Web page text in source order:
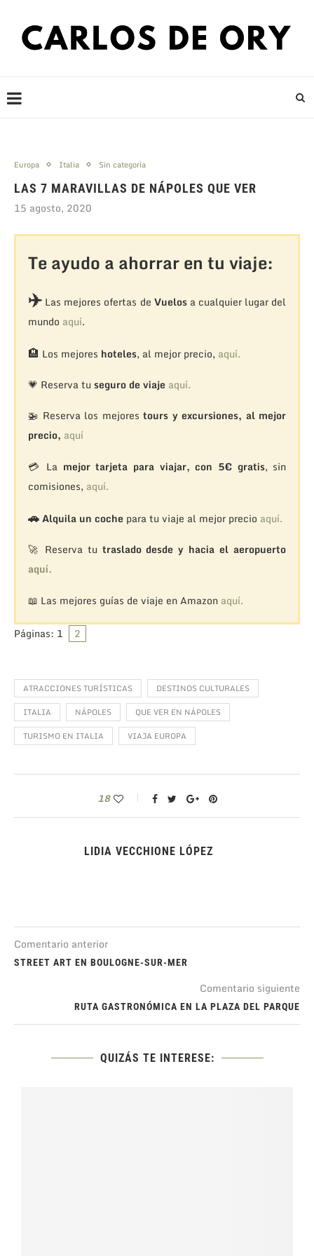
Europa Italia Sin categoría
LAS 7 MARAVILLAS DE NÁPOLES QUE VER
15 agosto, 2020
Te ayudo a ahorrar en tu viaje:
✈️Las mejores ofertas de Vuelosa cualquier lugar del
mundo aquí.
🏨 Los mejores hoteles, al mejor precio, aquí.
💗 Reserva tu seguro de viaje aquí.
🚁 Reserva los mejorestours y excursiones, al mejor
precio, aquí
💳 La mejor tarjeta para viajar, con 5€ gratis, sin
comisiones, aquí.
🚗Alquila un coche para tu viaje al mejor precio aquí.
🚀 Reserva tu traslado desde y hacia el aeropuerto
aquí.
📖 Las mejores guías de viaje en Amazon aquí.
Páginas: 1 2
ATRACCIONES TURÍSTICAS
DESTINOS CULTURALES
ITALIA
NÁPOLES
QUE VER EN NÁPOLES
TURISMO EN ITALIA
VIAJA EUROPA
18
LIDIA VECCHIONE LÓPEZ
Comentario anterior
STREET ART EN BOULOGNE-SUR-MER
Comentario siguiente
RUTA GASTRONÓMICA EN LA PLAZA DEL PARQUE
QUIZÁS TE INTERESE: